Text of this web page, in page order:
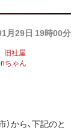
月29日 19時00分
旧社屋
ちゃん
から、下記のと